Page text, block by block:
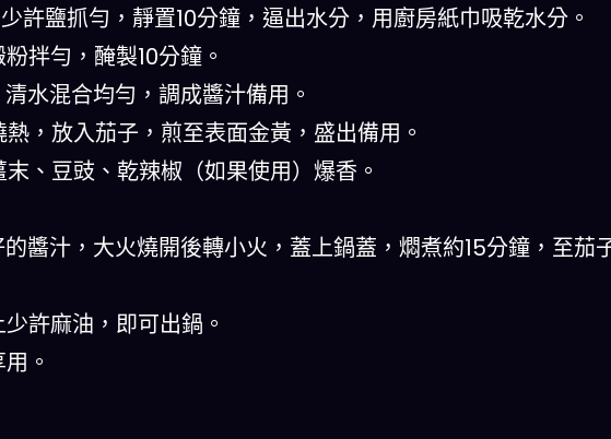
許鹽抓勻，靜置10分鐘，逼出水分，用廚房紙巾吸乾水分。
拌勻，醃製10分鐘。
水混合均勻，調成醬汁備用。
，放入茄子，煎至表面金黃，盛出備用。
、豆豉、乾辣椒（如果使用）爆香。
醬汁，大火燒開後轉小火，蓋上鍋蓋，燜煮約15分鐘，至茄
許麻油，即可出鍋。
。